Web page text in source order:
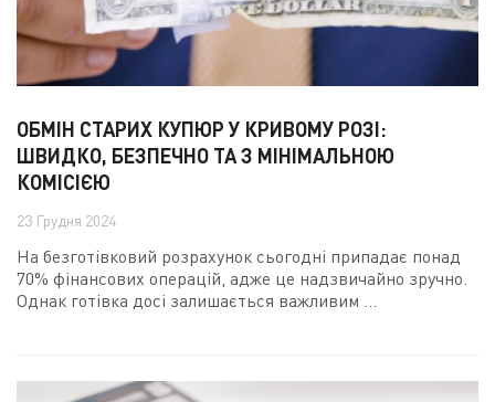
ОБМІН СТАРИХ КУПЮР У КРИВОМУ РОЗІ:
ШВИДКО, БЕЗПЕЧНО ТА З МІНІМАЛЬНОЮ
КОМІСІЄЮ
23 Грудня 2024
На безготівковий розрахунок сьогодні припадає понад
70% фінансових операцій, адже це надзвичайно зручно.
Однак готівка досі залишається важливим ...